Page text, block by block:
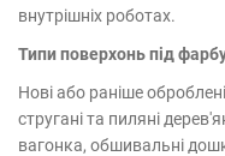
внутрішніх роботах.
Типи поверхонь під
Нові або раніше
стругані та пиляні
вагонка, обшивальні